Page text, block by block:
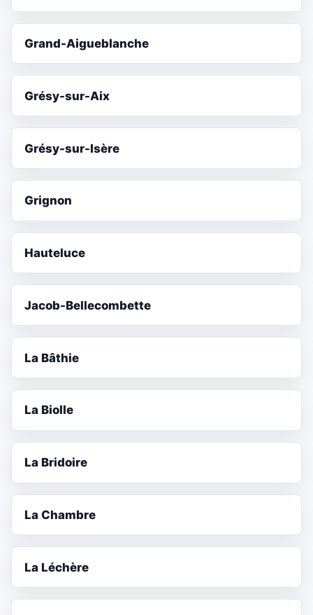
Grand-Aigueblanche
Grésy-sur-Aix
Grésy-sur-Isère
Grignon
Hauteluce
Jacob-Bellecombette
La Bâthie
La Biolle
La Bridoire
La Chambre
La Léchère